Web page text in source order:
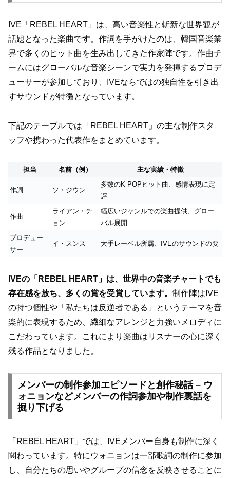
IVE「REBEL HEART」は、高い音楽性と斬新な世界観が
話題となった楽曲です。作詞を手がけたのは、韓国音楽業
界で多くのヒット曲を生み出してきた作家陣です。作曲チ
ームにはグローバルな音楽シーンで実力を発揮するプロデ
ューサーが参加しており、IVEならではの独自性を引き出
すサウンドが特徴となっています。
下記のテーブルでは「REBEL HEART」の主な制作スタ
ッフや携わった代表作をまとめています。
担当 名前（例） 主な実績・特徴
作詞 ソ・ジウン
多数のK-POPヒット曲、感情表現に定
評
作曲
ライアン・チ
ョン
幅広いジャンルでの楽曲提供、グロー
バル展開
プロデュー
サー
イ・スンス 大手レーベル所属、IVEのサウンドの要
IVEの「REBEL HEART」は、世界中の音楽チャートでも
存在感を放ち、多くの賞を受賞しています。 制作陣はIVE
の持つ個性や「私たちは反逆者である」というテーマを音
楽的に表現するため、繊細なアレンジと力強いメロディに
こだわっています。これにより楽曲はリスナーの心に深く
残る作品となりました。
メンバーの制作参加エピソードと創作秘話 – ウ
ォニョンなどメンバーの作詞参加や制作裏話を
掘り下げる
「REBEL HEART」では、IVEメンバー自身も制作に深く
関わっています。特にウォニョンは一部歌詞の制作に参加
し、自分たちの思いやグループの信念を反映させることに